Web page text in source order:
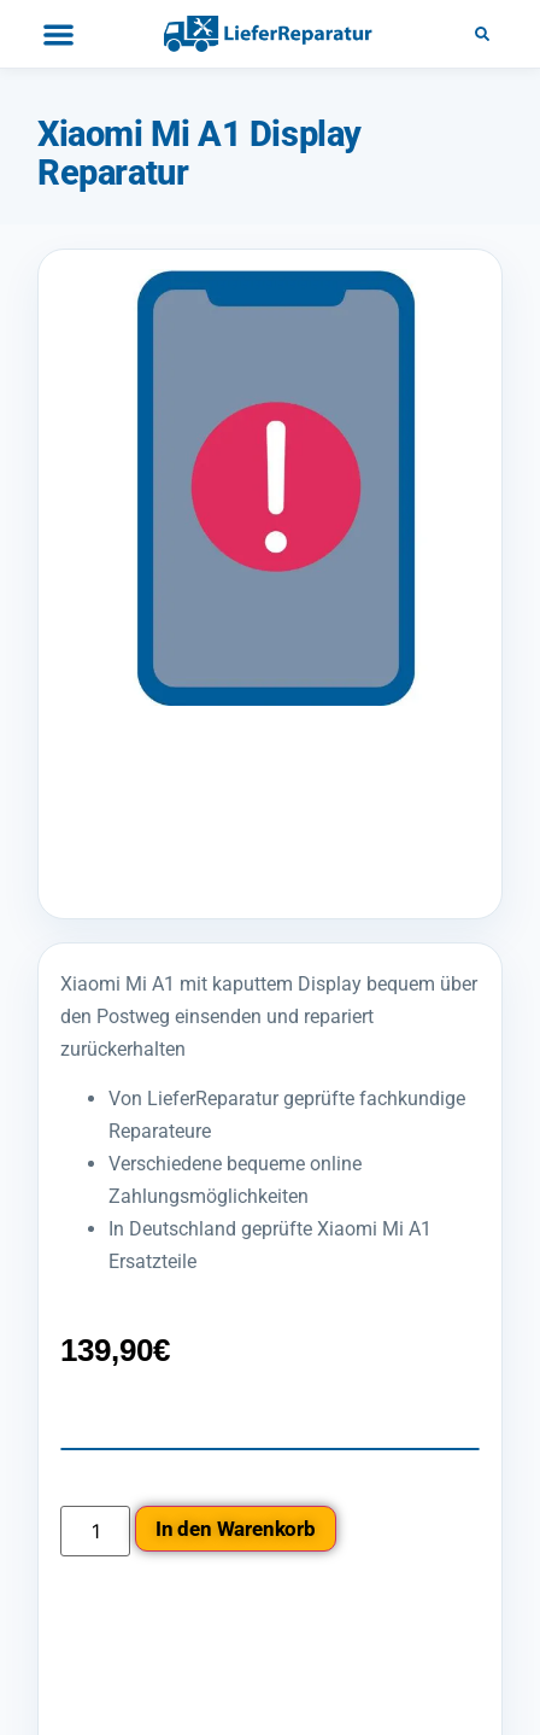
Xiaomi Mi A1 Display
Reparatur
Xiaomi Mi A1 mit kaputtem Display bequem über
den Postweg einsenden und repariert
zurückerhalten
Von LieferReparatur geprüfte fachkundige
Reparateure
Verschiedene bequeme online
Zahlungsmöglichkeiten
In Deutschland geprüfte Xiaomi Mi A1
Ersatzteile
139,90€
In den Warenkorb